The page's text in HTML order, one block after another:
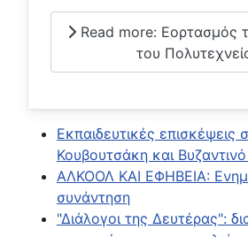
Read more: Εορτασμός
του
Εκπαιδευτικές επισκέψεις
Κουβουτσάκη και
ΑΛΚΟΟΛ ΚΑΙ ΕΦΗΒΕΙΑ:
συνάντηση
"Διάλογοι της Δευτέρας":